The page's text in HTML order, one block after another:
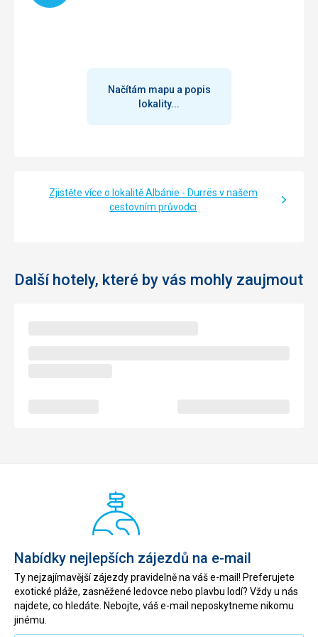
Translate
Úklid, obsluha i recepce byly v pořádku. Číšníci dbali na to,
Albánie je zemí, kde je spropitné nutností.
Načítám mapu a popis
lokality...
Zjistěte více o lokalitě Albánie - Durrës v našem
cestovním průvodci
Další hotely, které by vás mohly zaujmout
Nabídky nejlepších zájezdů na e-mail
Ty nejzajímavější zájezdy pravidelně na váš e-mail! Preferujete
exotické pláže, zasněžené ledovce nebo plavbu lodí? Vždy u nás
najdete, co hledáte. Nebojte, váš e-mail neposkytneme nikomu
jinému.